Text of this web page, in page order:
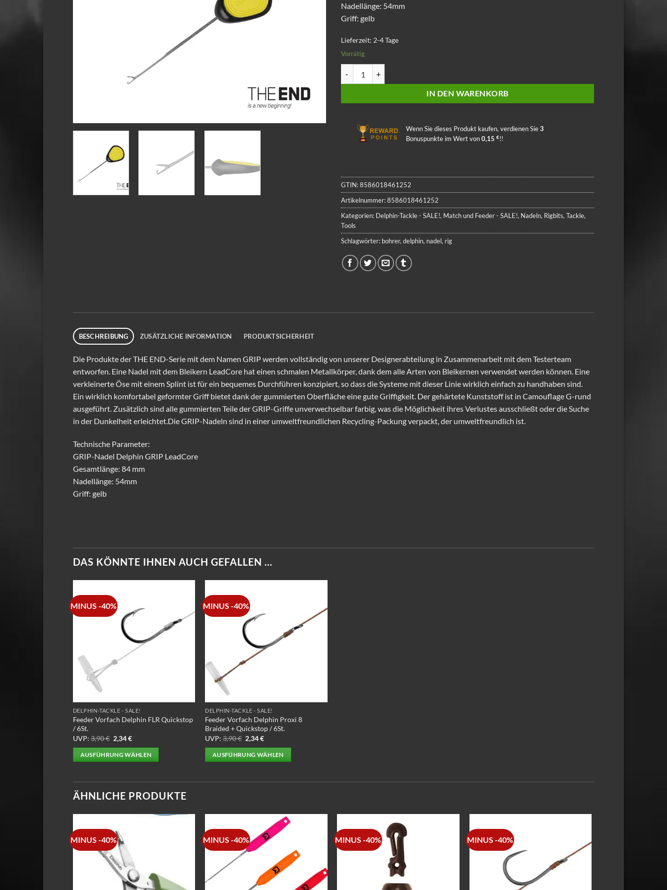
Nadellänge: 54mm
Griff: gelb
Lieferzeit: 2-4 Tage
Vorrätig
IN DEN WARENKORB
Wenn Sie dieses Produkt kaufen, verdienen Sie3
Bonuspunkte im Wert von0,15 €!!
GTIN:8586018461252
Artikelnummer:8586018461252
Kategorien: Delphin-Tackle - SALE!, Match und Feeder - SALE!, Nadeln, Rigbits,Tackle,
Tools
Schlagwörter: bohrer,delphin, nadel, rig
BESCHREIBUNG ZUSÄTZLICHE INFORMATION PRODUKTSICHERHEIT
Die Produkte der THE END-Serie mit dem Namen GRIP werden vollständig von unserer Designerabteilung in Zusammenarbeit mit dem Testerteam
entworfen. Eine Nadel mit dem Bleikern LeadCore hat einen schmalen Metallkörper, dank dem alle Arten von Bleikernen verwendet werden können. Eine
verkleinerte Öse mit einem Splint ist für ein bequemes Durchführen konzipiert, so dass die Systeme mit dieser Linie wirklich einfach zu handhaben sind.
Ein wirklich komfortabel geformter Griff bietet dank der gummierten Oberfläche eine gute Griffigkeit. Der gehärtete Kunststoff ist in Camouflage G-rund
ausgeführt. Zusätzlich sind alle gummierten Teile der GRIP-Griffe unverwechselbar farbig, was die Möglichkeit ihres Verlustes ausschließt oder die Suche
in der Dunkelheit erleichtet.Die GRIP-Nadeln sind in einer umweltfreundlichen Recycling-Packung verpackt, der umweltfreundlich ist.
Technische Parameter:
GRIP-Nadel Delphin GRIP LeadCore
Gesamtlänge: 84 mm
Nadellänge: 54mm
Griff: gelb
DAS KÖNNTE IHNEN AUCH GEFALLEN …
MINUS -40%
DELPHIN-TACKLE - SALE!
Feeder Vorfach Delphin FLR Quickstop
/ 6St.
UVP: 3,90€ Ursprünglicher
Preis
war:
3,90 €
2,34€Aktueller
ist:
2,34 €.
AUSFÜHRUNG WÄHLEN
weist
mehrere
Varianten
Die
Optionen
MINUS -40%
DELPHIN-TACKLE - SALE!
Feeder Vorfach Delphin Proxi 8
Braided + Quickstop / 6St.
UVP: 3,90€ Ursprünglicher
Preis
war:
3,90 €
2,34€Aktueller
ist:
2,34 €.
AUSFÜHRUNG WÄHLEN
Varianten
Die
Optionen
der
ÄHNLICHE PRODUKTE
MINUS -40% MINUS -40% MINUS -40% MINUS -40%